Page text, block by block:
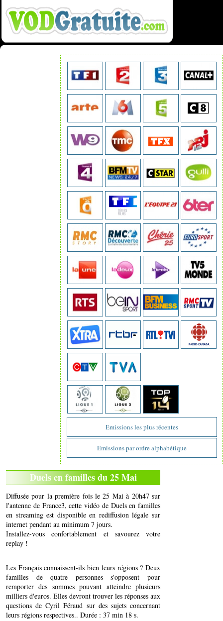
Emissions les plus récentes
Emissions par ordre alphabétique
Duels en familles du 25 Mai
Diffusée pour la première fois le 25 Mai à 20h47 sur
l'antenne de France3, cette vidéo de Duels en familles
en streaming est disponible en rediffusion légale sur
internet pendant au minimum 7 jours.
Installez-vous confortablement et savourez votre
replay !
Les Français connaissent-ils bien leurs régions ? Deux
familles de quatre personnes s'opposent pour
remporter des sommes pouvant atteindre plusieurs
milliers d'euros. Elles devront trouver les réponses aux
questions de Cyril Féraud sur des sujets concernant
leurs régions respectives.. Durée : 37 min 18 s.